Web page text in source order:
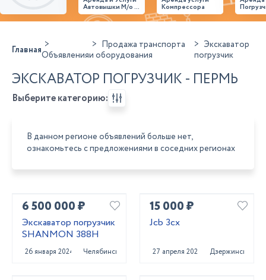
Автовышки М/о г.
Домодедово
26,28,32 место
Компрессора
ГлавнаяОбъявления
Продажа транспорта
и оборудования
Экскаватор
погрузчик
ЭКСКАВАТОР ПОГРУЗЧИК - ПЕРМЬ
Выберите категорию:
В данном регионе объявлений больше нет,
ознакомьтесь с предложениями в соседних регионах
6 500 000 ₽
Экскаватор погрузчик
SHANMON 388H
26 января 2024 Челябинск
15 000 ₽
Jcb 3cx
27 апреля 2022 Дзержинск